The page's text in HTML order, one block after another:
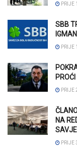
PRIJE
SBB
PRIJE
PROĆI
PRIJE
NA
PRIJE